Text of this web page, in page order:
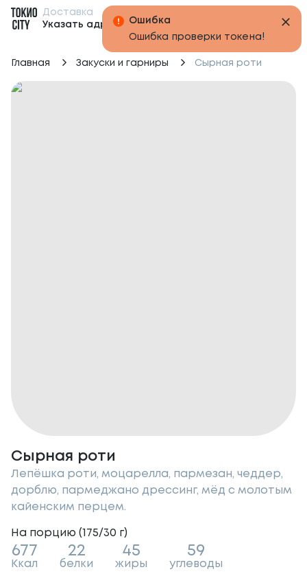
Доставка
Указать адрес
Главная Закуски и гарниры Сырная роти
Сырная роти
Лепёшка роти, моцарелла, пармезан, чеддер,
дорблю, пармеджано дрессинг, мёд с молотым
кайенским перцем.
На порцию (175/30 г)
677
Ккал
22
белки
45
жиры
59
углеводы